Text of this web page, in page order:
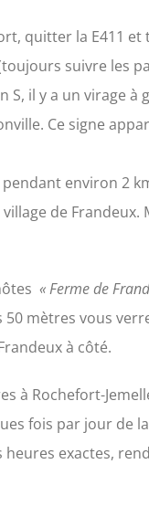
quitter la E411
suivre les
il y a un virage à
Ce signe
environ 2
de
« Ferme de
mètres vous
à côté.
à Rochefort-
fois par jour de
exactes,